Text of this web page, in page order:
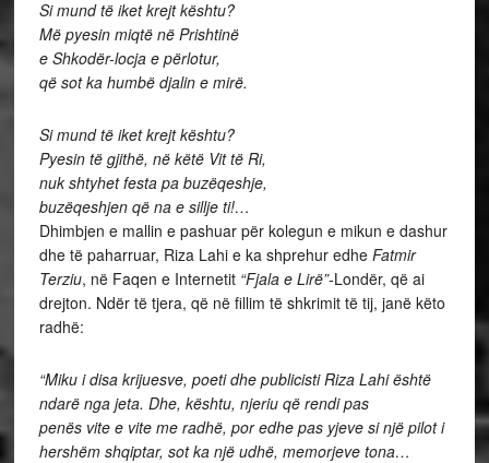
Si mund të iket krejt kështu?
Më pyesin miqtë në Prishtinë
e Shkodër-locja e përlotur,
që sot ka humbë djalin e mirë.
Si mund të iket krejt kështu?
Pyesin të gjithë, në këtë Vit të Ri,
nuk shtyhet festa pa buzëqeshje,
buzëqeshjen që na e sillje ti!…
Dhimbjen e mallin e pashuar për kolegun e mikun e dashur
dhe të paharruar, Riza Lahi e ka shprehur edhe Fatmir
Terziu, në Faqen e Internetit “Fjala e Lirë”-Londër, që ai
drejton. Ndër të tjera, që në fillim të shkrimit të tij, janë këto
radhë:
“Miku i disa krijuesve, poeti dhe publicisti Riza Lahi është
ndarë nga jeta. Dhe, kështu, njeriu që rendi pas
penës vite e vite me radhë, por edhe pas yjeve si një pilot i
hershëm shqiptar, sot ka një udhë, memorjeve tona…